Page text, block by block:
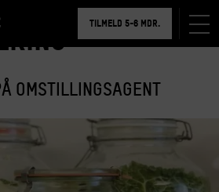
TILMELD 5-6 MDR.
OMSTILLINGSAGENT